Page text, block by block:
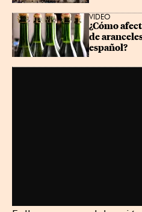
VIDEO
¿Cómo
de
español?